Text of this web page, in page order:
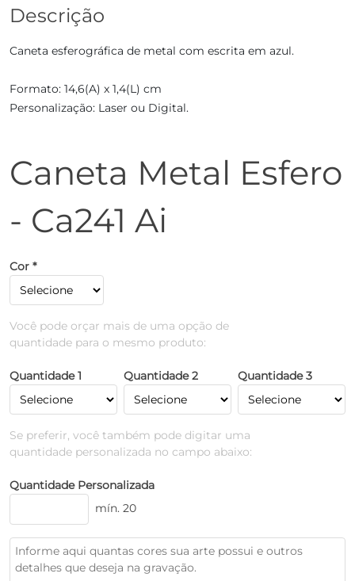
Descrição
Caneta esferográfica de metal com escrita em azul.
Formato: 14,6(A) x 1,4(L) cm
Personalização: Laser ou Digital.
Caneta Metal Esfero
- Ca241 Ai
Cor *
Você pode orçar mais de uma opção de
quantidade para o mesmo produto:
Quantidade 1 Quantidade 2 Quantidade 3
Se preferir, você também pode digitar uma
quantidade personalizada no campo abaixo:
Quantidade Personalizada
mín. 20